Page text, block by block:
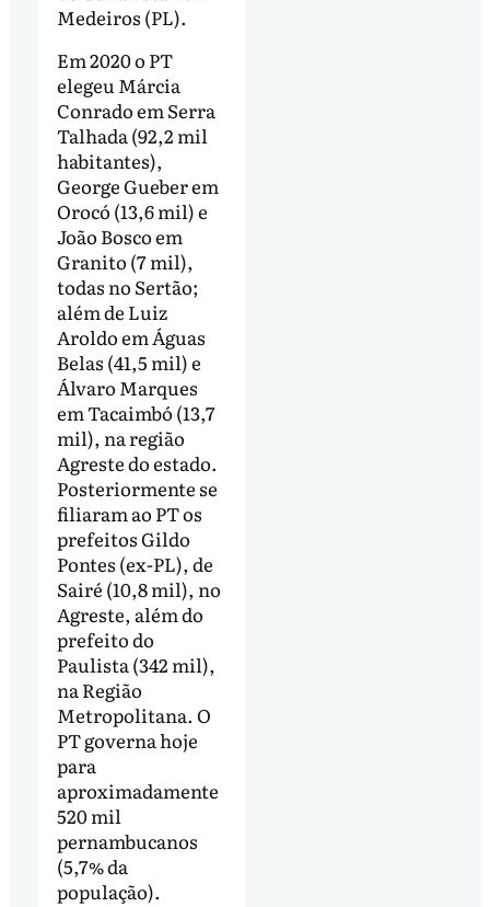
Medeiros (PL).
Em 2020 o PT
elegeu Márcia
Conrado em Serra
Talhada (92,2 mil
habitantes),
George Gueber em
Orocó (13,6 mil) e
João Bosco em
Granito (7 mil),
todas no Sertão;
além de Luiz
Aroldo em Águas
Belas (41,5 mil) e
Álvaro Marques
em Tacaimbó (13,7
mil), na região
Agreste do estado.
Posteriormente se
filiaram ao PT os
prefeitos Gildo
Pontes (ex-PL), de
Sairé (10,8 mil), no
Agreste, além do
prefeito do
Paulista (342 mil),
na Região
Metropolitana. O
PT governa hoje
para
aproximadamente
520 mil
pernambucanos
(5,7% da
população).